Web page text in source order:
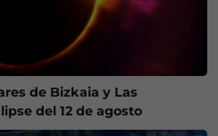
de Bizkaia y Las
del 12 de agosto